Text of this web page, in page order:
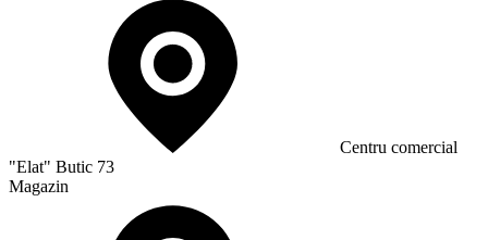
Сentru comercial
"Elat" Butic 73
Magazin